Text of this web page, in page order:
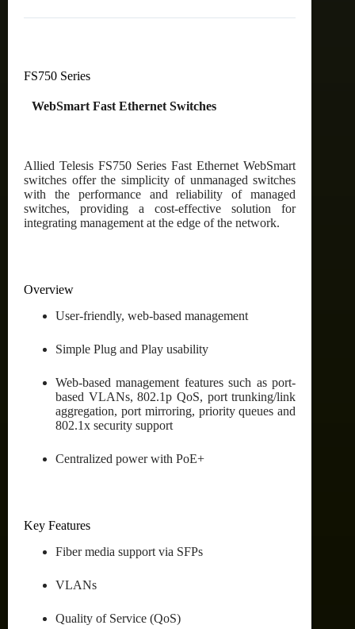
2
ชิ้น
FS750 Series
WebSmart Fast Ethernet Switches
Allied Telesis FS750 Series Fast Ethernet WebSmart
switches offer the simplicity of unmanaged switches
with the performance and reliability of managed
switches, providing a cost-effective solution for
integrating management at the edge of the network.
Overview
User-friendly, web-based management
Simple Plug and Play usability
Web-based management features such as port-
based VLANs, 802.1p QoS, port trunking/link
aggregation, port mirroring, priority queues and
802.1x security support
Centralized power with PoE+
Key Features
Fiber media support via SFPs
VLANs
Quality of Service (QoS)